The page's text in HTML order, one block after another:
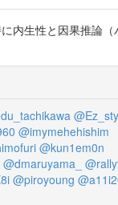
内生性と因果推論（
@imymehehishim
@kun1em0n
@dmaruyama_
@piroyoung